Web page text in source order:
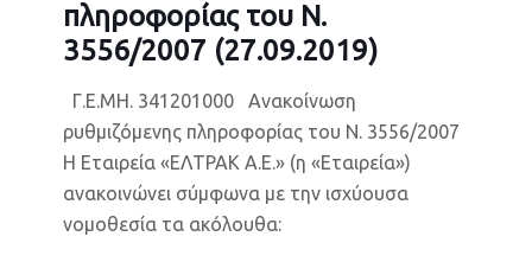
πληροφορίας του Ν.
3556/2007 (27.09.2019)
Γ.Ε.ΜΗ. 341201000 Ανακοίνωση
ρυθμιζόμενης πληροφορίας του Ν. 3556/2007
Η Εταιρεία «ΕΛΤΡΑΚ Α.Ε.» (η «Εταιρεία»)
ανακοινώνει σύμφωνα με την ισχύουσα
νομοθεσία τα ακόλουθα: